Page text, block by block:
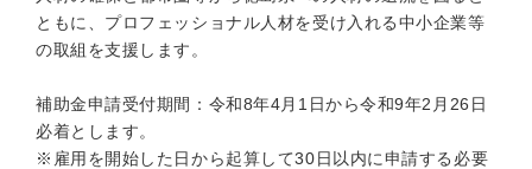
ともに、プロフェッショナル人材を受け入れる中小企業等
の取組を支援します。
補助金申請受付期間：令和8年4月1日から令和9年2月26日
必着とします。
※雇用を開始した日から起算して30日以内に申請する必要